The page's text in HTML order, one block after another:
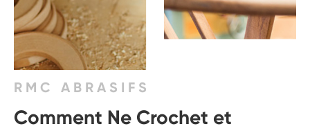
RMC ABRASIFS
Comment Ne Crochet et